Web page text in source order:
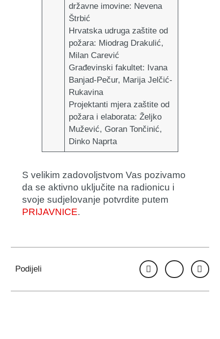
državne imovine: Nevena
Štrbić
Hrvatska udruga zaštite od
požara: Miodrag Drakulić,
Milan Carević
Građevinski fakultet: Ivana
Banjad-Pečur, Marija Jelčić-
Rukavina
Projektanti mjera zaštite od
požara i elaborata: Željko
Mužević, Goran Tončinić,
Dinko Naprta
S velikim zadovoljstvom Vas pozivamo
da se aktivno uključite na radionicu i
svoje sudjelovanje potvrdite putem
PRIJAVNICE.
Podijeli